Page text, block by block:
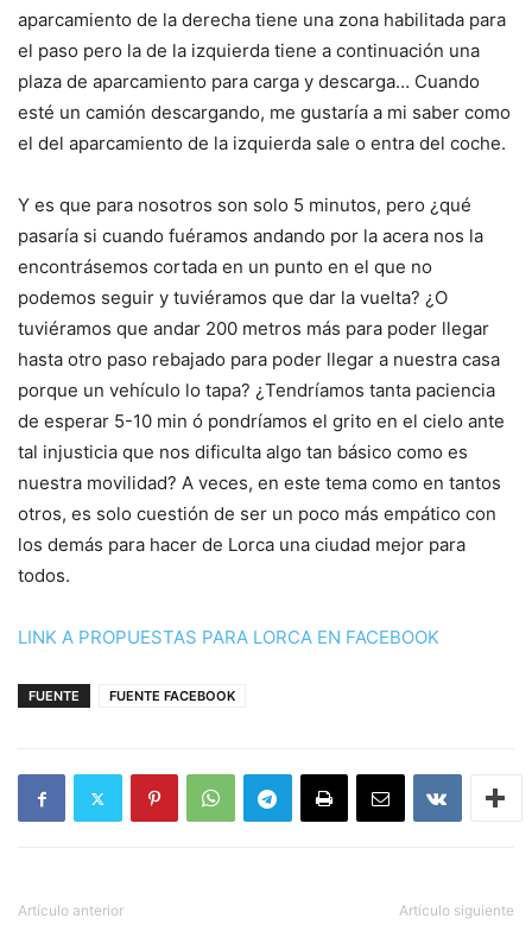
aparcamiento de la derecha tiene una zona habilitada para
el paso pero la de la izquierda tiene a continuación una
plaza de aparcamiento para carga y descarga… Cuando
esté un camión descargando, me gustaría a mi saber como
el del aparcamiento de la izquierda sale o entra del coche.
Y es que para nosotros son solo 5 minutos, pero ¿qué
pasaría si cuando fuéramos andando por la acera nos la
encontrásemos cortada en un punto en el que no
podemos seguir y tuviéramos que dar la vuelta? ¿O
tuviéramos que andar 200 metros más para poder llegar
hasta otro paso rebajado para poder llegar a nuestra casa
porque un vehículo lo tapa? ¿Tendríamos tanta paciencia
de esperar 5-10 min ó pondríamos el grito en el cielo ante
tal injusticia que nos dificulta algo tan básico como es
nuestra movilidad? A veces, en este tema como en tantos
otros, es solo cuestión de ser un poco más empático con
los demás para hacer de Lorca una ciudad mejor para
todos.
LINK A PROPUESTAS PARA LORCA EN FACEBOOK
FUENTE FUENTE FACEBOOK
Artículo anterior Artículo siguiente